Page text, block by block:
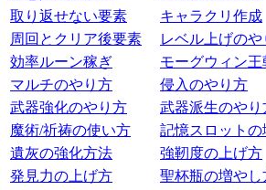
取り返せない要素
キャラクリ作成
周回とクリア後要素
レベル上げのや
効率ルーン稼ぎ
モーグウィン王
マルチのやり方
侵入のやり方
武器強化のやり方
武器派生のやり
魔術/祈祷の使い方
記憶スロットの
遺灰の強化方法
強靭度の上げ方
発見力の上げ方
聖杯瓶の増やし